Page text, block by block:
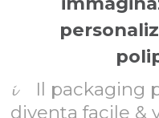
𝓲 Il packaging
diventa facile &